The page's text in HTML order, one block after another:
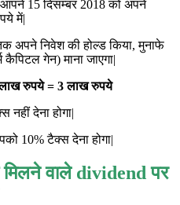
15 दिसम्बर 2018 को अपने
में|
निवेश की होल्ड किया, मुनाफे
गेन) माना जाएगा|
रुपये = 3 लाख रुपये
देना होगा|
10% टैक्स देना होगा|
वाले dividend पर